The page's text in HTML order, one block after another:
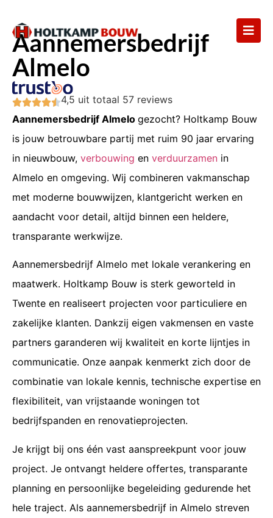
Aannemersbedrijf
Almelo
4,5 uit totaal 57 reviews
Aannemersbedrijf Almelo gezocht? Holtkamp Bouw
is jouw betrouwbare partij met ruim 90 jaar ervaring
in nieuwbouw, verbouwing en verduurzamen in
Almelo en omgeving. Wij combineren vakmanschap
met moderne bouwwijzen, klantgericht werken en
aandacht voor detail, altijd binnen een heldere,
transparante werkwijze.
Aannemersbedrijf Almelo met lokale verankering en
maatwerk. Holtkamp Bouw is sterk geworteld in
Twente en realiseert projecten voor particuliere en
zakelijke klanten. Dankzij eigen vakmensen en vaste
partners garanderen wij kwaliteit en korte lijntjes in
communicatie. Onze aanpak kenmerkt zich door de
combinatie van lokale kennis, technische expertise en
flexibiliteit, van vrijstaande woningen tot
bedrijfspanden en renovatieprojecten.
Je krijgt bij ons één vast aanspreekpunt voor jouw
project. Je ontvangt heldere offertes, transparante
planning en persoonlijke begeleiding gedurende het
hele traject. Als aannemersbedrijf in Almelo streven